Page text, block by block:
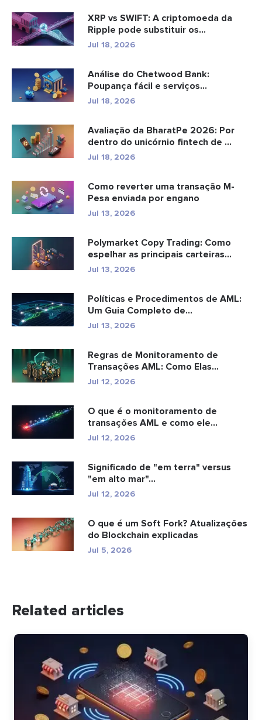
XRP vs SWIFT: A criptomoeda da
Ripple pode substituir os
pagamento...
Jul 18, 2026
Análise do Chetwood Bank:
Poupança fácil e serviços
bancários...
Jul 18, 2026
Avaliação da BharatPe 2026: Por
dentro do unicórnio fintech de ...
Jul 18, 2026
Como reverter uma transação M-
Pesa enviada por engano
Jul 13, 2026
Polymarket Copy Trading: Como
espelhar as principais carteiras
com...
Jul 13, 2026
Políticas e Procedimentos de AML:
Um Guia Completo de
Conformidade
Jul 13, 2026
Regras de Monitoramento de
Transações AML: Como Elas
Detectam Cr...
Jul 12, 2026
O que é o monitoramento de
transações AML e como ele
funciona?
Jul 12, 2026
Significado de "em terra" versus
"em alto mar"...
Jul 12, 2026
O que é um Soft Fork? Atualizações
do Blockchain explicadas
Jul 5, 2026
Related articles